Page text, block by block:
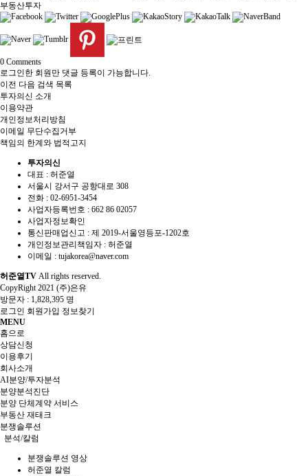
부동산투자
0 Comments
로그인한 회원만 댓글 등록이 가능합니다.
이전 다음 검색 목록
투자의신 소개
이용약관
개인정보처리방침
이메일 무단수집거부
책임의 한계와 법적고지
투자의신
대표 : 허준열
서울시 강서구 공항대로 308
전화 : 02-6951-3454
사업자등록번호 : 662 86 02057
사업자정보확인
통신판매업신고 : 제 2019-서울영등포-1202호
개인정보관리책임자 : 허준열
이메일 : tujakorea@naver.com
허준열TV All rights reserved.
CopyRight 2021 (주)은유
방문자 : 1,828,395 명
로그인 회원가입 정보찾기
MENU
홈으로
상담신청
이용후기
회사소개
AI분양/투자분석
분양분석진단
분양 단체계약 서비스
부동산 재태크
분쟁솔루션
분석/칼럼
분쟁솔루션 영상
허준열 칼럼